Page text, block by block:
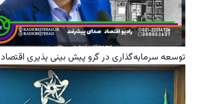
توسعه سرمایه‌گذاری در گرو پیش بینی پذیری اقتصاد